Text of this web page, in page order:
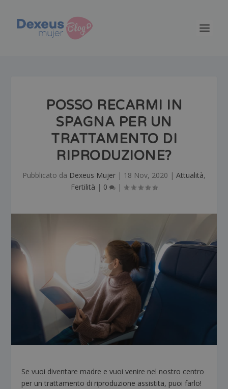
POSSO RECARMI IN
SPAGNA PER UN
TRATTAMENTO DI
RIPRODUZIONE?
Pubblicato da Dexeus Mujer | 18 Nov, 2020 | Attualità,
Fertilità | 0 |
Se vuoi diventare madre e vuoi venire nel nostro centro
per un trattamento di riproduzione assistita, puoi farlo!